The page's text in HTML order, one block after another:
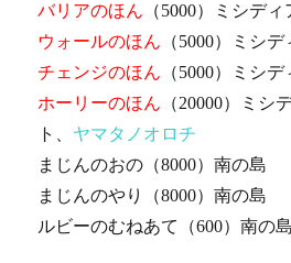
バリアのほん （5000）ミシディ
ウォールのほん （5000）ミシデ
チェンジのほん （5000）ミシデ
ホーリーのほん （20000）ミシ
ト、 ヤマタノオロチ
まじんのおの（8000）南の島
まじんのやり（8000）南の島
ルビーのむねあて（600）南の島